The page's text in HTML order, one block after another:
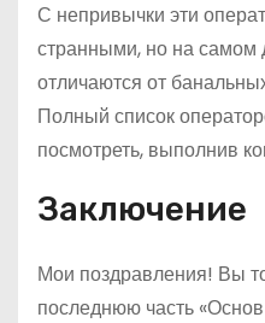
С непривычки эти
странными, но на самом
отличаются от
Полный список
посмотреть, выполнив
Заключение
Мои поздравления! Вы
последнюю часть